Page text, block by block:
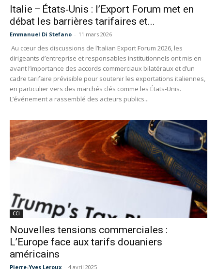
Italie – États‑Unis : l’Export Forum met en
débat les barrières tarifaires et...
Emmanuel Di Stefano - 11 mars 2026
Au cœur des discussions de l’Italian Export Forum 2026, les
dirigeants d’entreprise et responsables institutionnels ont mis en
avant l’importance des accords commerciaux bilatéraux et d’un
cadre tarifaire prévisible pour soutenir les exportations italiennes,
en particulier vers des marchés clés comme les États‑Unis.
L’événement a rassemblé des acteurs publics...
CCI
Nouvelles tensions commerciales :
L’Europe face aux tarifs douaniers
américains
Pierre-Yves Leroux - 4 avril 2025